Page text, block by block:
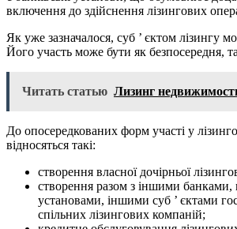
включення до здійснення лізингових
Як уже зазначалося, суб ’ єктом лізингу
Його участь може бути як безпосередня,
Читать статью Лизинг
До опосередкованих форм участі у
відносяться такі:
створення власної дочірньої
створення разом з іншими
установами, іншими суб ’ єктами
спільних лізингових компаній;